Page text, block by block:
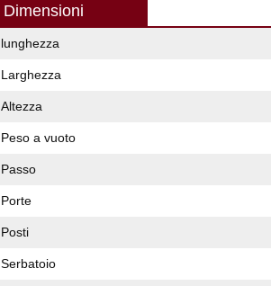
Dimensioni
lunghezza
Larghezza
Altezza
Peso a vuoto
Passo
Porte
Posti
Serbatoio